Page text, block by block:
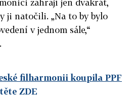
zahrají jen dvakrát,
ji natočili. „Na to by bylo
v jednom sále,“
filharmonii koupila PPF
ZDE